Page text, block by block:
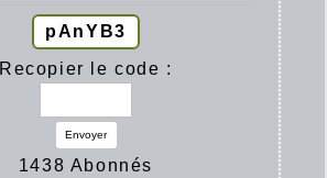
pAnYB3
Recopier le code :
Envoyer
1438 Abonnés